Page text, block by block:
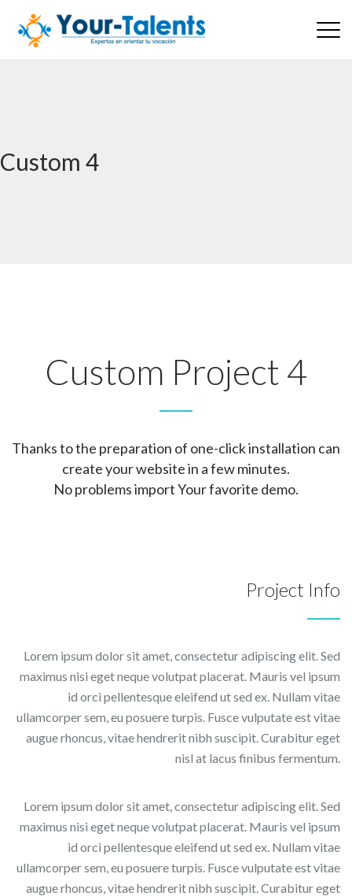
Custom 4
Custom Project 4
Thanks to the preparation of one-click installation can
create your website in a few minutes.
No problems import Your favorite demo.
Project Info
Lorem ipsum dolor sit amet, consectetur adipiscing elit. Sed
maximus nisi eget neque volutpat placerat. Mauris vel ipsum
id orci pellentesque eleifend ut sed ex. Nullam vitae
ullamcorper sem, eu posuere turpis. Fusce vulputate est vitae
augue rhoncus, vitae hendrerit nibh suscipit. Curabitur eget
nisl at lacus finibus fermentum.
Lorem ipsum dolor sit amet, consectetur adipiscing elit. Sed
maximus nisi eget neque volutpat placerat. Mauris vel ipsum
id orci pellentesque eleifend ut sed ex. Nullam vitae
ullamcorper sem, eu posuere turpis. Fusce vulputate est vitae
augue rhoncus, vitae hendrerit nibh suscipit. Curabitur eget